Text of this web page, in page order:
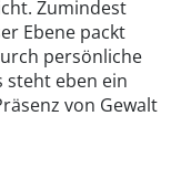
Zumindest
Ebene packt
persönliche
steht eben ein
von Gewalt